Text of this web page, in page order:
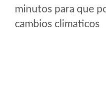
minutos para que
cambios climaticos